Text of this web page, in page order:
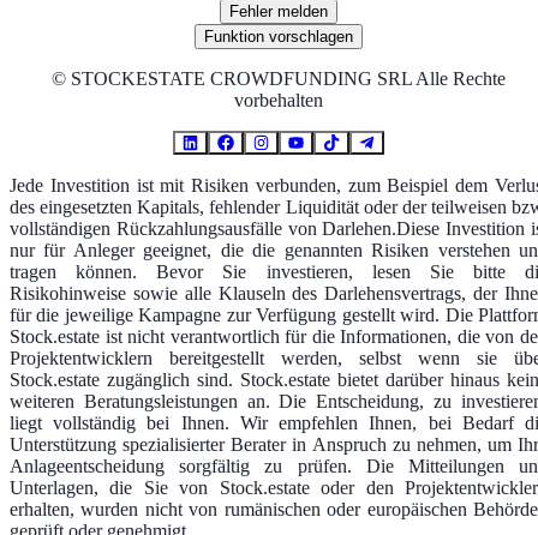
Fehler melden
Funktion vorschlagen
© STOCKESTATE CROWDFUNDING SRL Alle Rechte
vorbehalten
Jede Investition ist mit Risiken verbunden, zum Beispiel dem
des eingesetzten Kapitals, fehlender Liquidität oder der teilweisen
vollständigen Rückzahlungsausfälle von Darlehen.Diese Investition
nur für Anleger geeignet, die die genannten Risiken verstehen
tragen können. Bevor Sie investieren, lesen Sie bitte
Risikohinweise sowie alle Klauseln des Darlehensvertrags, der
für die jeweilige Kampagne zur Verfügung gestellt wird. Die
Stock.estate ist nicht verantwortlich für die Informationen, die von
Projektentwicklern bereitgestellt werden, selbst wenn sie
Stock.estate zugänglich sind. Stock.estate bietet darüber hinaus
weiteren Beratungsleistungen an. Die Entscheidung, zu
liegt vollständig bei Ihnen. Wir empfehlen Ihnen, bei Bedarf
Unterstützung spezialisierter Berater in Anspruch zu nehmen, um
Anlageentscheidung sorgfältig zu prüfen. Die Mitteilungen
Unterlagen, die Sie von Stock.estate oder den
erhalten, wurden nicht von rumänischen oder europäischen
geprüft oder genehmigt.